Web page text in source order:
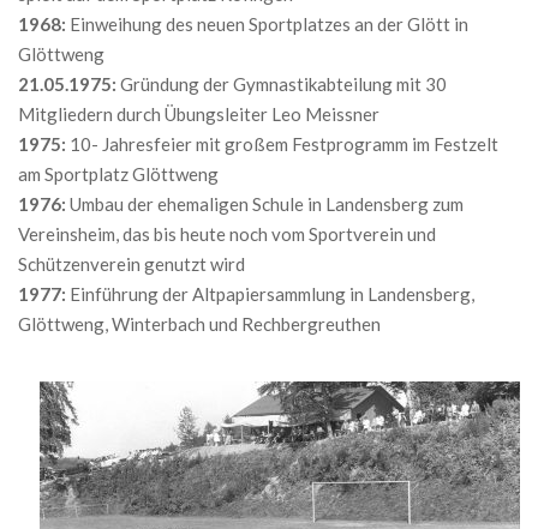
1968: Einweihung des neuen Sportplatzes an der Glött in
Glöttweng
21.05.1975: Gründung der Gymnastikabteilung mit 30
Mitgliedern durch Übungsleiter Leo Meissner
1975: 10- Jahresfeier mit großem Festprogramm im Festzelt
am Sportplatz Glöttweng
1976: Umbau der ehemaligen Schule in Landensberg zum
Vereinsheim, das bis heute noch vom Sportverein und
Schützenverein genutzt wird
1977: Einführung der Altpapiersammlung in Landensberg,
Glöttweng, Winterbach und Rechbergreuthen